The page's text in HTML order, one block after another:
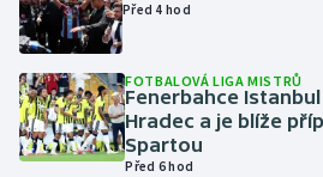
Házená
Jezdectví
Judo
Před 4 hod
FOTBALOVÁ LIGA MISTRŮ
Fenerbahce
Hradec a je blíže
Spartou
Před 6 hod